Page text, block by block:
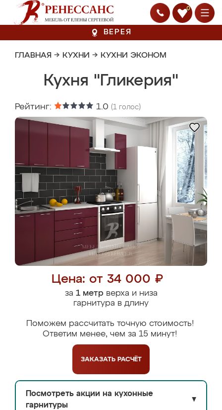
0
ВЕРЕЯ
ГЛАВНАЯ → КУХНИ → КУХНИ ЭКОНОМ
Кухня "Гликерия"
Рейтинг: 1.0 (1 голос)
Цена: от 34 000 ₽
за 1 метрверха и низа
гарнитура в длину
Поможем рассчитать точную стоимость!
Ответим менее, чем за 15 минут!
ЗАКАЗАТЬ РАСЧЁТ
Посмотреть акции на кухонные
гарнитуры
▼